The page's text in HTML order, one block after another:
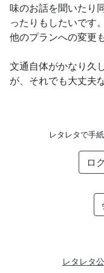
味のお話を聞いたり
ったりもしたいです
他のプランへの変更
文通自体がかなり久
が、それでも大丈夫
レタレタで手
ロ
レタレタ